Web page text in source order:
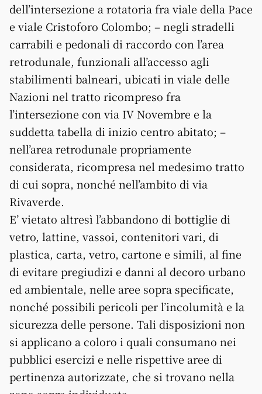
dell’intersezione a rotatoria fra viale della Pace
e viale Cristoforo Colombo; – negli stradelli
carrabili e pedonali di raccordo con l’area
retrodunale, funzionali all’accesso agli
stabilimenti balneari, ubicati in viale delle
Nazioni nel tratto ricompreso fra
l’intersezione con via IV Novembre e la
suddetta tabella di inizio centro abitato; –
nell’area retrodunale propriamente
considerata, ricompresa nel medesimo tratto
di cui sopra, nonché nell’ambito di via
Rivaverde.
E’ vietato altresì l’abbandono di bottiglie di
vetro, lattine, vassoi, contenitori vari, di
plastica, carta, vetro, cartone e simili, al fine
di evitare pregiudizi e danni al decoro urbano
ed ambientale, nelle aree sopra specificate,
nonché possibili pericoli per l’incolumità e la
sicurezza delle persone. Tali disposizioni non
si applicano a coloro i quali consumano nei
pubblici esercizi e nelle rispettive aree di
pertinenza autorizzate, che si trovano nella